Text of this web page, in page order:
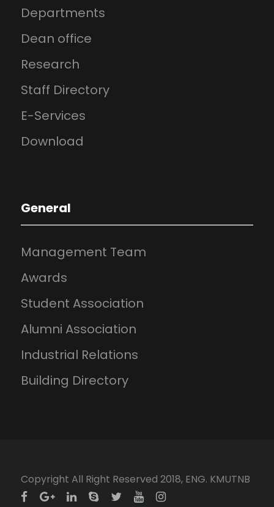
Departments
Dean office
Research
Staff Directory
E-Services
Download
General
Management Team
Awards
Student Association
Alumni Association
Industrial Relations
Building Directory
Copyright All Right Reserved 2018, ENG. KMUTNB